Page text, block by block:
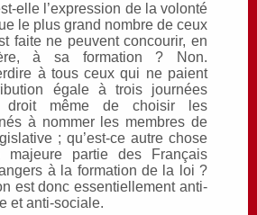
elle l’expression de la volonté
le plus grand nombre de ceux
faite ne peuvent concourir, en
à sa formation ? Non.
à tous ceux qui ne paient
égale à trois journées
droit même de choisir les
à nommer les membres de
; qu’est-ce autre chose
partie des Français
à la formation de la loi ?
est donc essentiellement anti-
et anti-sociale.